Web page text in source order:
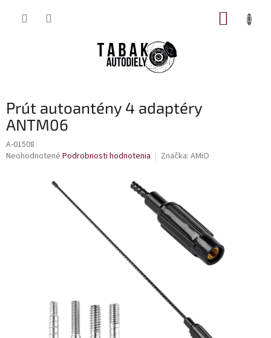
Prút autoantény 4 adaptéry
ANTM06
A-01508
Priemerné
Neohodnotené Podrobnosti hodnotenia Značka: AMiO